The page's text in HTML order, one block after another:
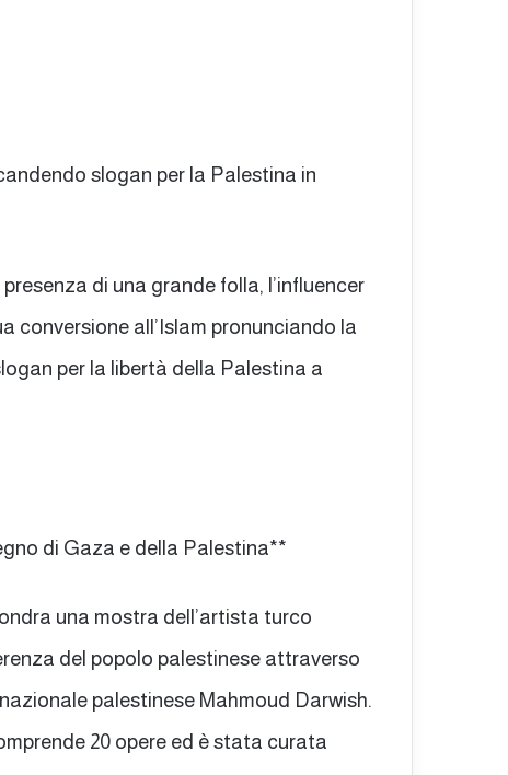
slogan per la Palestina in
di una grande folla, l’influencer
conversione all’Islam pronunciando la
per la libertà della Palestina a
di Gaza e della Palestina**
una mostra dell’artista turco
del popolo palestinese attraverso
palestinese Mahmoud Darwish.
20 opere ed è stata curata